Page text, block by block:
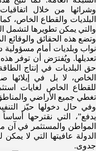
وشرائها من خلال
البلديات والقطاع الخاص،
والتي يمكن تطويرها لتشمل
وتضع هذه الحقائق والوقائع
نواب وبلديات أمام مسؤولية
تعديلها. ويُفترَض أن توفر هذه
حق البلديات في إنتاج
الخاص، لا بل في إيلائها
للقطاع الخاص لغايات
تغطي جميع الأراضي والمناطق
وفي حال دخولها حيّز
يدفع”، التي نقترحها
المواطن والمستثمر في آن
الدولة عافيتها التي لا
جدوى.